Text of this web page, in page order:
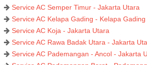
Service AC Semper Timur - Jakarta Utara
Service AC Kelapa Gading - Kelapa
Service AC Koja - Jakarta Utara
Service AC Rawa Badak Utara - Jakarta
Service AC Pademangan - Ancol - Jakarta